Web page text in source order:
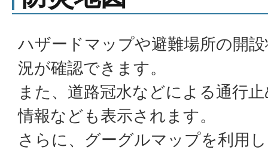
ハザードマップや避難場所の開
況が確認できます。
また、道路冠水などによる通行
情報なども表示されます。
さらに、グーグルマップを利用し